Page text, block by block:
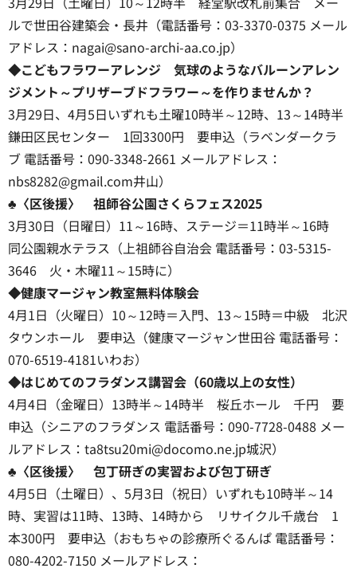
ルで世田谷建築会・長井（電話番号：03-3370-0375 メール
アドレス：nagai@sano-archi-aa.co.jp）
◆こどもフラワーアレンジ 気球のようなバルーンアレン
ジメント～プリザーブドフラワー～を作りませんか？
3月29日、4月5日いずれも土曜10時半～12時、13～14時半
鎌田区民センター 1回3300円 要申込（ラベンダークラ
ブ 電話番号：090-3348-2661 メールアドレス：
nbs8282@gmail.com井山）
♣〈区後援〉 祖師谷公園さくらフェス2025
3月30日（日曜日）11～16時、ステージ＝11時半～16時
同公園親水テラス（上祖師谷自治会 電話番号：03-5315-
3646 火・木曜11～15時に）
◆健康マージャン教室無料体験会
4月1日（火曜日）10～12時＝入門、13～15時＝中級 北沢
タウンホール 要申込（健康マージャン世田谷 電話番号：
070-6519-4181いわお）
◆はじめてのフラダンス講習会（60歳以上の女性）
4月4日（金曜日）13時半～14時半 桜丘ホール 千円 要
申込（シニアのフラダンス 電話番号：090-7728-0488 メー
ルアドレス：ta8tsu20mi@docomo.ne.jp城沢）
♣〈区後援〉 包丁研ぎの実習および包丁研ぎ
4月5日（土曜日）、5月3日（祝日）いずれも10時半～14
時、実習は11時、13時、14時から リサイクル千歳台 1
本300円 要申込（おもちゃの診療所ぐるんぱ 電話番号：
080-4202-7150 メールアドレス：